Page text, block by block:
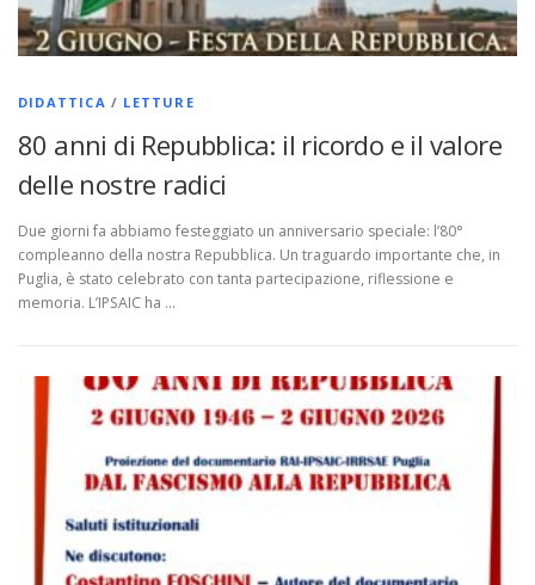
DIDATTICA / LETTURE
80 anni di Repubblica: il ricordo e il valore
delle nostre radici
Due giorni fa abbiamo festeggiato un anniversario speciale: l’80°
compleanno della nostra Repubblica. Un traguardo importante che, in
Puglia, è stato celebrato con tanta partecipazione, riflessione e
memoria. L’IPSAIC ha …